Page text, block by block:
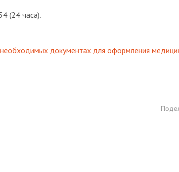
(24 часа).
документах для оформления